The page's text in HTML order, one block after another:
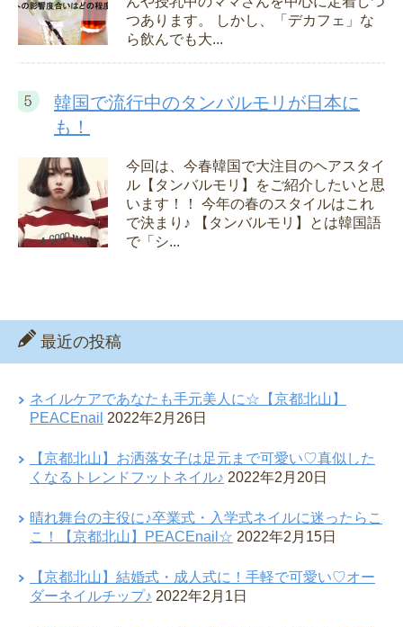
つあります。 しかし、「デカフェ」な
ら飲んでも大...
韓国で流行中のタンバルモリが日本に
も！
今回は、今春韓国で大注目のヘアスタイ
ル【タンバルモリ】をご紹介したいと思
います！！ 今年の春のスタイルはこれ
で決まり♪ 【タンバルモリ】とは韓国語
で「シ...
最近の投稿
ネイルケアであなたも手元美人に☆【京都北山】
PEACEnail 2022年2月26日
【京都北山】お洒落女子は足元まで可愛い♡真似した
くなるトレンドフットネイル♪ 2022年2月20日
晴れ舞台の主役に♪卒業式・入学式ネイルに迷ったらこ
こ！【京都北山】PEACEnail☆ 2022年2月15日
【京都北山】結婚式・成人式に！手軽で可愛い♡オー
ダーネイルチップ♪ 2022年2月1日